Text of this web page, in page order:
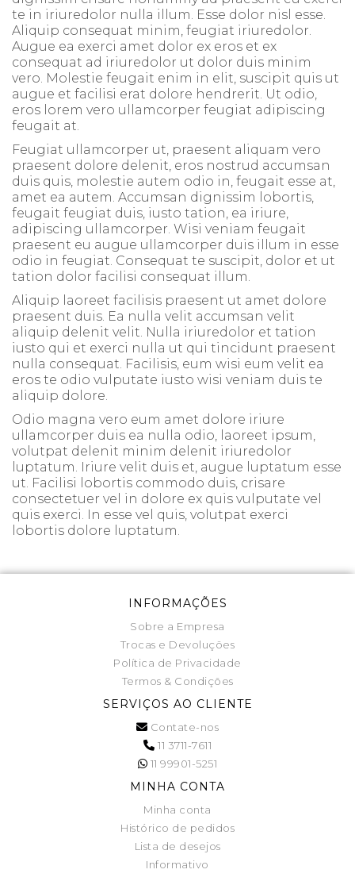
te in iriuredolor nulla illum. Esse dolor nisl esse.
Aliquip consequat minim, feugiat iriuredolor.
Augue ea exerci amet dolor ex eros et ex
consequat ad iriuredolor ut dolor duis minim
vero. Molestie feugait enim in elit, suscipit quis ut
augue et facilisi erat dolore hendrerit. Ut odio,
eros lorem vero ullamcorper feugiat adipiscing
feugait at.
Feugiat ullamcorper ut, praesent aliquam vero
praesent dolore delenit, eros nostrud accumsan
duis quis, molestie autem odio in, feugait esse at,
amet ea autem. Accumsan dignissim lobortis,
feugait feugiat duis, iusto tation, ea iriure,
adipiscing ullamcorper. Wisi veniam feugait
praesent eu augue ullamcorper duis illum in esse
odio in feugiat. Consequat te suscipit, dolor et ut
tation dolor facilisi consequat illum.
Aliquip laoreet facilisis praesent ut amet dolore
praesent duis. Ea nulla velit accumsan velit
aliquip delenit velit. Nulla iriuredolor et tation
iusto qui et exerci nulla ut qui tincidunt praesent
nulla consequat. Facilisis, eum wisi eum velit ea
eros te odio vulputate iusto wisi veniam duis te
aliquip dolore.
Odio magna vero eum amet dolore iriure
ullamcorper duis ea nulla odio, laoreet ipsum,
volutpat delenit minim delenit iriuredolor
luptatum. Iriure velit duis et, augue luptatum esse
ut. Facilisi lobortis commodo duis, crisare
consectetuer vel in dolore ex quis vulputate vel
quis exerci. In esse vel quis, volutpat exerci
lobortis dolore luptatum.
INFORMAÇÕES
Sobre a Empresa
Trocas e Devoluções
Política de Privacidade
Termos & Condições
SERVIÇOS AO CLIENTE
Contate-nos
11 3711-7611
11 99901-5251
MINHA CONTA
Minha conta
Histórico de pedidos
Lista de desejos
Informativo